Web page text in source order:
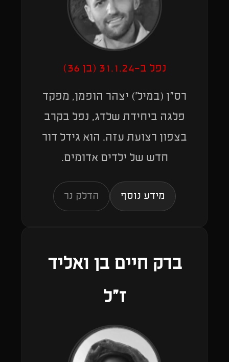
נפל ב-31.1.24 (בן 36)
רס"ן (במיל') יצהר הופמן, מפקד
פלגה ביחידת שלדג, נפל בקרב
בצפון רצועת עזה. הוא גידל דור
חדש של ילדים אדומים.
מידע נוסף הדלק נר
ברק חיים בן ואליד
ז"ל